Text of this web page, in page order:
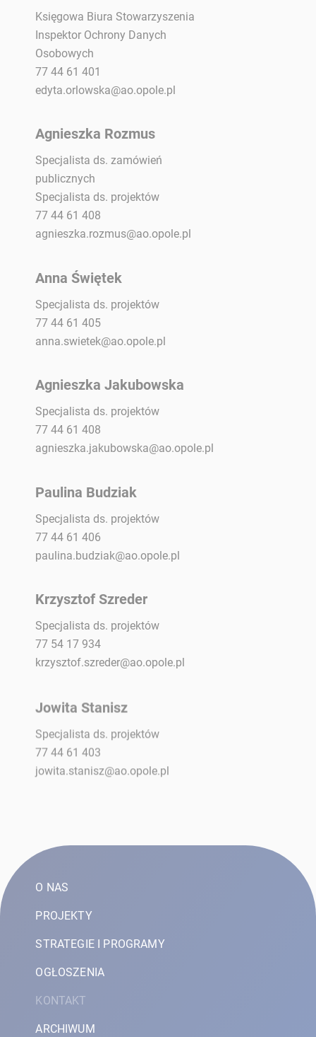
Księgowa Biura Stowarzyszenia
Inspektor Ochrony Danych
Osobowych
77 44 61 401
edyta.orlowska@ao.opole.pl
Agnieszka Rozmus
Specjalista ds. zamówień
publicznych
Specjalista ds. projektów
77 44 61 408
agnieszka.rozmus@ao.opole.pl
Anna Świętek
Specjalista ds. projektów
77 44 61 405
anna.swietek@ao.opole.pl
Agnieszka Jakubowska
Specjalista ds. projektów
77 44 61 408
agnieszka.jakubowska@ao.opole.pl
Paulina Budziak
Specjalista ds. projektów
77 44 61 406
paulina.budziak@ao.opole.pl
Krzysztof Szreder
Specjalista ds. projektów
77 54 17 934
krzysztof.szreder@ao.opole.pl
Jowita Stanisz
Specjalista ds. projektów
77 44 61 403
jowita.stanisz@ao.opole.pl
O NAS
PROJEKTY
STRATEGIE I PROGRAMY
OGŁOSZENIA
KONTAKT
ARCHIWUM